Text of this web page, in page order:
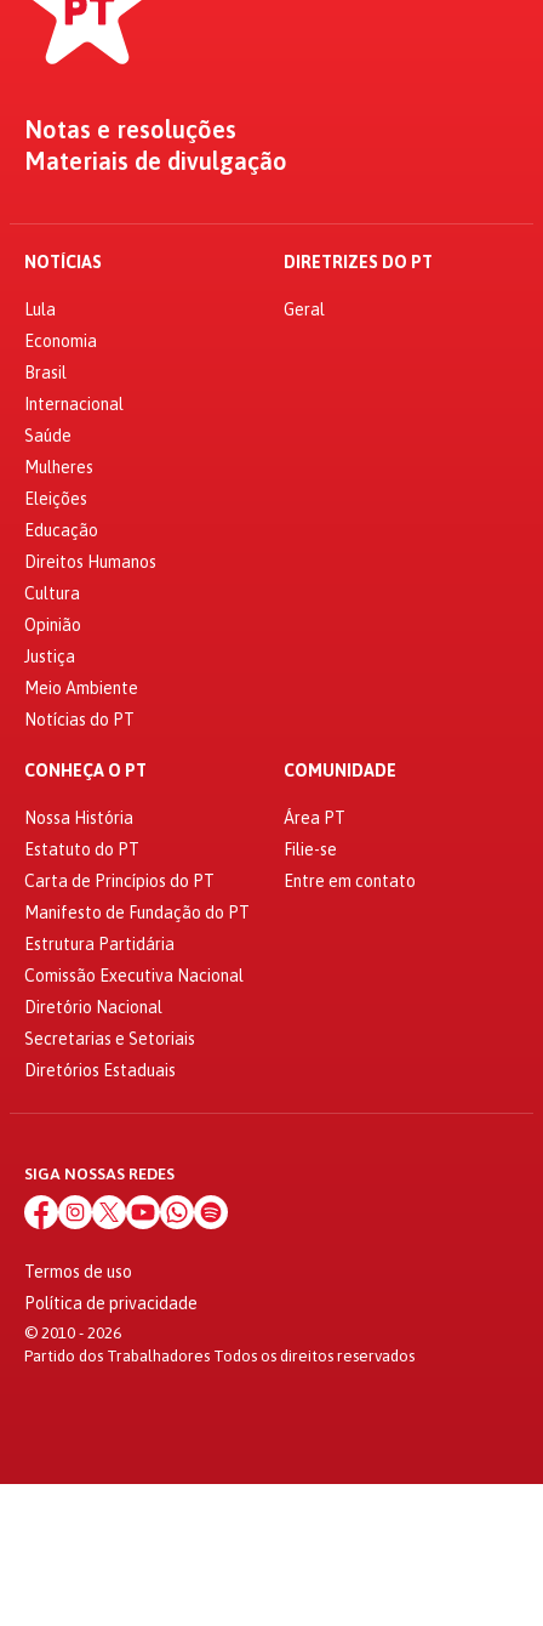
Notas e resoluções
Materiais de divulgação
NOTÍCIAS
Lula
Economia
Brasil
Internacional
Saúde
Mulheres
Eleições
Educação
Direitos Humanos
Cultura
Opinião
Justiça
Meio Ambiente
Notícias do PT
DIRETRIZES DO PT
Geral
CONHEÇA O PT
Nossa História
Estatuto do PT
Carta de Princípios do PT
Manifesto de Fundação do PT
Estrutura Partidária
Comissão Executiva Nacional
Diretório Nacional
Secretarias e Setoriais
Diretórios Estaduais
COMUNIDADE
Área PT
Filie-se
Entre em contato
SIGA NOSSAS REDES
Termos de uso
Política de privacidade
© 2010 - 2026
Partido dos Trabalhadores Todos os direitos reservados